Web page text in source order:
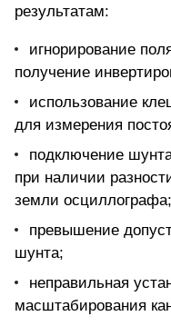
результатам:
игнорирование
получение
использование
для измерения
подключение
при наличии
земли осциллографа;
превышение
шунта;
неправильная
масштабирования